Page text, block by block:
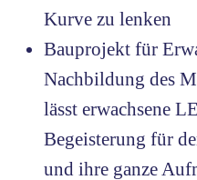
Kurve zu lenken
Bauprojekt für
Nachbildung des
lässt erwachsene
Begeisterung für
und ihre ganze